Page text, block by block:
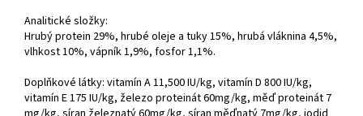
Analitické složky:
Hrubý protein 29%, hrubé oleje a tuky 15%, hrubá vláknina 4,5%,
vlhkost 10%, vápník 1,9%, fosfor 1,1%.
Doplňkové látky: vitamín A 11,500 IU/kg, vitamín D 800 IU/kg,
vitamín E 175 IU/kg, železo proteinát 60mg/kg, měď proteinát 7